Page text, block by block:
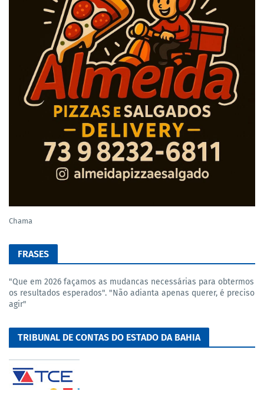
Chama
FRASES
"Que em 2026 façamos as mudancas necessárias para obtermos
os resultados esperados". "Não adianta apenas querer, é preciso
agir"
TRIBUNAL DE CONTAS DO ESTADO DA BAHIA